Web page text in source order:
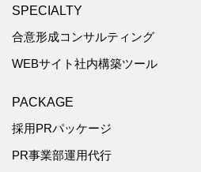
SPECIALTY
合意形成コンサルティング
WEBサイト社内構築ツール
PACKAGE
採用PRパッケージ
PR事業部運用代行